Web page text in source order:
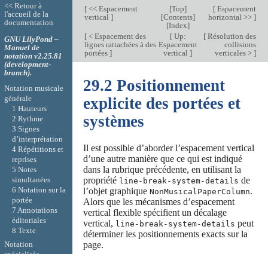
[<< Espacement
vertical ]
[Top]
[Contents]
[Index]
[Espacement
horizontal >> ]
[< Espacement des
lignes rattachées à des
portées ]
[Up:
Espacement
vertical]
[Résolution des
collisions
verticales > ]
29.2 Positionnement
explicite des portées et
systèmes
Il est possible d’aborder l’espacement vertical
d’une autre manière que ce qui est indiqué
dans la rubrique précédente, en utilisant la
propriété line-break-system-details de
l’objet graphique NonMusicalPaperColumn.
Alors que les mécanismes d’espacement
vertical flexible spécifient un décalage
vertical, line-break-system-details peut
déterminer les positionnements exacts sur la
page.
<< Retour à
l'accueil de la
documentation
GNU LilyPond –
Manuel de
notation v2.25.81
(development-
branch).
Notation musicale
générale
1 Hauteurs
2 Rythme
3 Signes
d’interprétation
4 Répétitions et
reprises
5 Notes
simultanées
6 Notation sur la
portée
7 Annotations
éditoriales
8 Texte
Notation